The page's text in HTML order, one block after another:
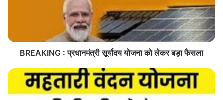
BREAKING : प्रधानमंत्री सूर्योदय योजना को लेकर बड़ा फैसला